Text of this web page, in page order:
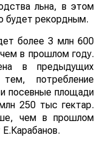
льна, в этом
будет рекордным.
более 3 млн 600
в прошлом году.
в предыдущих
потребление
посевные площади
250 тыс гектар.
чем в прошлом